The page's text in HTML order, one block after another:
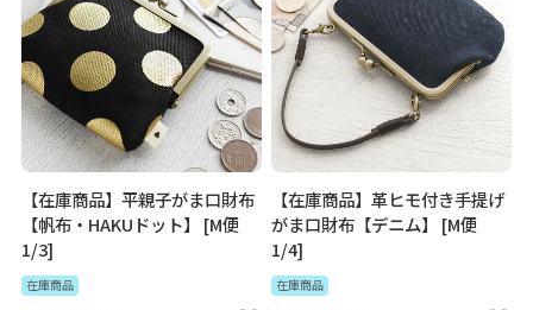
【在庫商品】平親子がま口財布
【帆布・HAKUドット】 [M便
1/3]
在庫商品
【在庫商品】革ヒモ付き手提げ
がま口財布【デニム】 [M便
1/4]
在庫商品